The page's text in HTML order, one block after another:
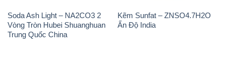
Soda Ash Light – NA2CO3 2
Vòng Tròn Hubei Shuanghuan
Trung Quốc China
Kẽm Sunfat – ZNSO4.7H2O
Ấn Độ India